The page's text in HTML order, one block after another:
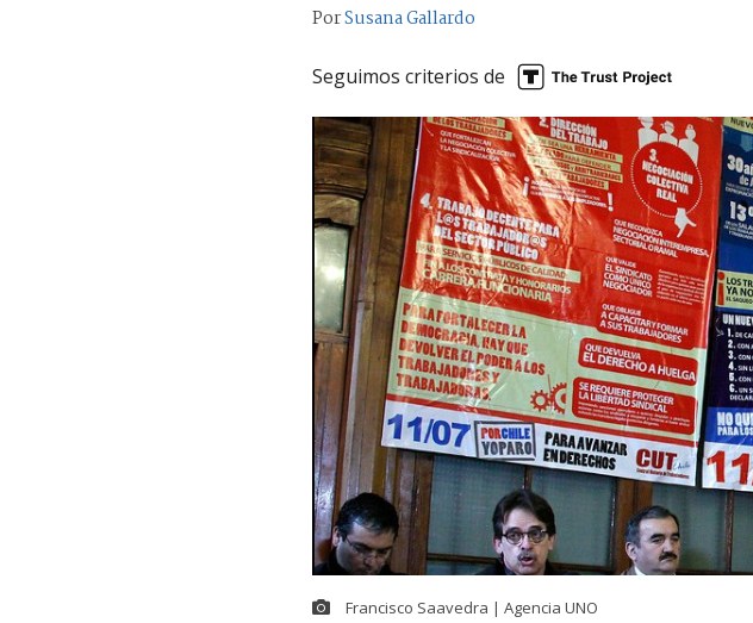
PorSusana Gallardo
Seguimos criterios de
Francisco Saavedra | Agencia UNO